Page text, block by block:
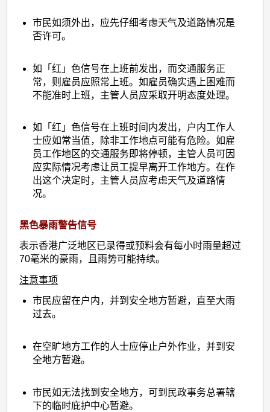
市民如须外出，应先仔细考虑天气及道路情况是
否许可。
如「红」色信号在上班前发出，而交通服务正
常，则雇员应照常上班。如雇员确实遇上困难而
不能准时上班，主管人员应采取开明态度处理。
如「红」色信号在上班时间内发出，户内工作人
士应如常当值，除非工作地点可能有危险。如雇
员工作地区的交通服务即将停顿，主管人员可因
应实际情况考虑让员工提早离开工作地方。在作
出这个决定时，主管人员应考虑天气及道路情
况。
黑色暴雨警告信号
表示香港广泛地区已录得或预料会有每小时雨量超过
70毫米的豪雨，且雨势可能持续。
注意事项
市民应留在户内，并到安全地方暂避，直至大雨
过去。
在空旷地方工作的人士应停止户外作业，并到安
全地方暂避。
市民如无法找到安全地方，可到民政事务总署辖
下的临时庇护中心暂避。